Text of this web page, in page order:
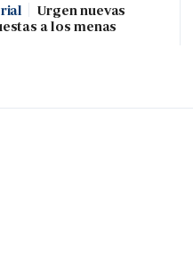
Urgen nuevas
a los menas